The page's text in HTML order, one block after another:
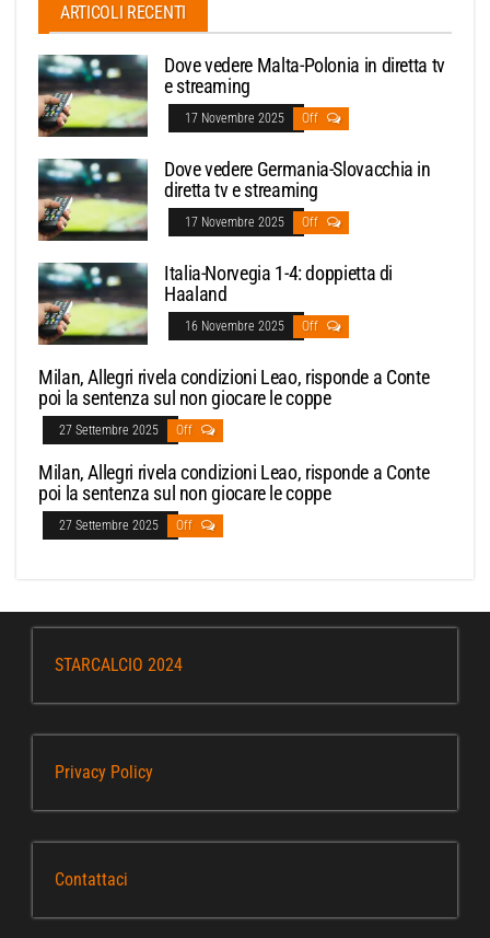
ARTICOLI RECENTI
Dove vedere Malta-Polonia in diretta tv
e streaming
17 Novembre 2025 Off
Dove vedere Germania-Slovacchia in
diretta tv e streaming
17 Novembre 2025 Off
Italia-Norvegia 1-4: doppietta di
Haaland
16 Novembre 2025 Off
Milan, Allegri rivela condizioni Leao, risponde a Conte
poi la sentenza sul non giocare le coppe
27 Settembre 2025 Off
Milan, Allegri rivela condizioni Leao, risponde a Conte
poi la sentenza sul non giocare le coppe
27 Settembre 2025 Off
STARCALCIO 2024
Privacy Policy
Contattaci